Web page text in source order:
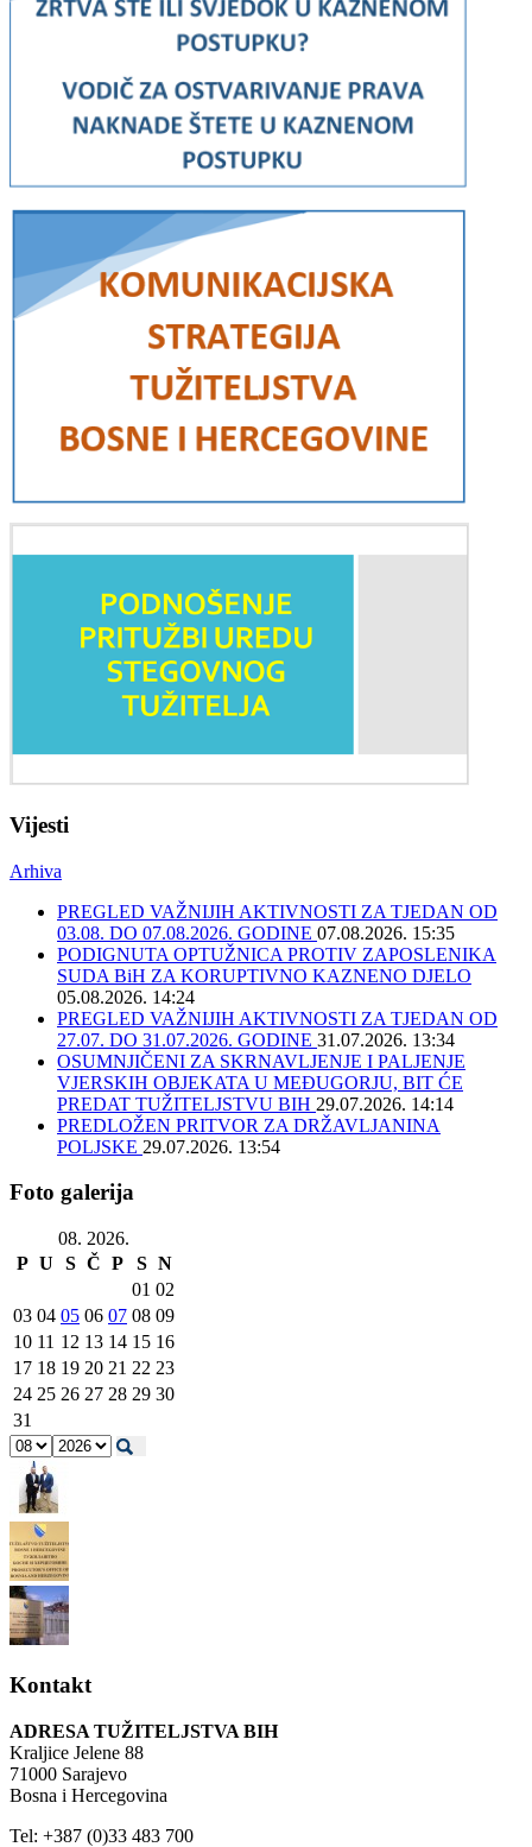
Vijesti
Arhiva
PREGLED VAŽNIJIH AKTIVNOSTI ZA TJEDAN OD
03.08. DO 07.08.2026. GODINE 07.08.2026. 15:35
PODIGNUTA OPTUŽNICA PROTIV ZAPOSLENIKA
SUDA BiH ZA KORUPTIVNO KAZNENO DJELO
05.08.2026. 14:24
PREGLED VAŽNIJIH AKTIVNOSTI ZA TJEDAN OD
27.07. DO 31.07.2026. GODINE 31.07.2026. 13:34
OSUMNJIČENI ZA SKRNAVLJENJE I PALJENJE
VJERSKIH OBJEKATA U MEĐUGORJU, BIT ĆE
PREDAT TUŽITELJSTVU BIH 29.07.2026. 14:14
PREDLOŽEN PRITVOR ZA DRŽAVLJANINA
POLJSKE 29.07.2026. 13:54
Foto galerija
08. 2026.
P U S Č P S N
01 02
03 04 05 06 07 08 09
10 11 12 13 14 15 16
17 18 19 20 21 22 23
24 25 26 27 28 29 30
31
Kontakt
ADRESA TUŽITELJSTVA BIH
Kraljice Jelene 88
71000 Sarajevo
Bosna i Hercegovina
Tel: +387 (0)33 483 700